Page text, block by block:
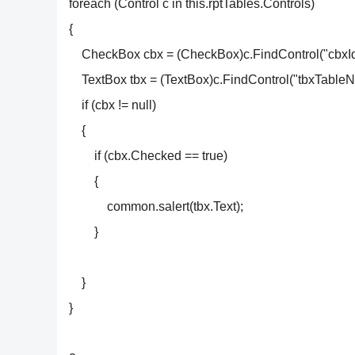
foreach (Control c in this.rptTables.Controls)
{
CheckBox cbx =
TextBox tbx =
if (cbx != null)
{
if (cbx.Checked == true)
{
common.salert(tbx.Text);
}
}
}